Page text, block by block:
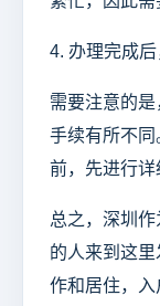
4. 办理完成
需要注意的
手续有所不
前，先进行详
总之，深圳
的人来到这
作和居住，